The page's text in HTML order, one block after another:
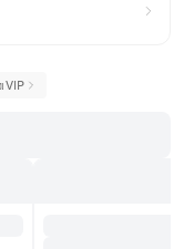
VIP